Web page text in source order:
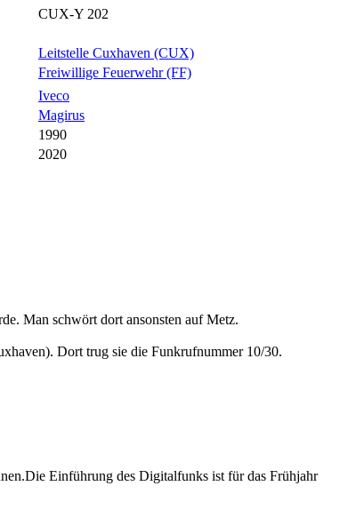
CUX-Y 202
Leitstelle Cuxhaven (CUX)
Freiwillige Feuerwehr (FF)
Iveco
Magirus
1990
2020
Man schwört dort ansonsten auf Metz.
Dort trug sie die Funkrufnummer 10/30.
Einführung des Digitalfunks ist für das Frühjahr